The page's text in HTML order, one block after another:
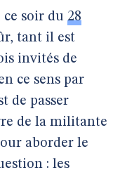
soir du 28
tant il est
invités de
ce sens par
de passer
de la militante
aborder le
: les